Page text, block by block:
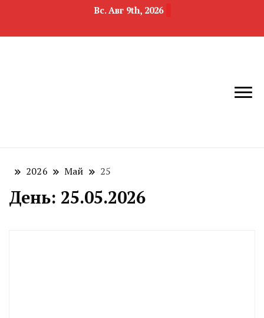
Вс. Авг 9th, 2026
2026 Май 25
День: 25.05.2026